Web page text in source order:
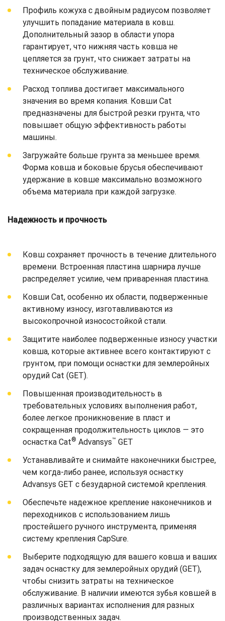
Профиль кожуха с двойным радиусом позволяет
улучшить попадание материала в ковш.
Дополнительный зазор в области упора
гарантирует, что нижняя часть ковша не
цепляется за грунт, что снижает затраты на
техническое обслуживание.
Расход топлива достигает максимального
значения во время копания. Ковши Cat
предназначены для быстрой резки грунта, что
повышает общую эффективность работы
машины.
Загружайте больше грунта за меньшее время.
Форма ковша и боковые брусья обеспечивают
удержание в ковше максимально возможного
объема материала при каждой загрузке.
Надежность и прочность
Ковш сохраняет прочность в течение длительного
времени. Встроенная пластина шарнира лучше
распределяет усилие, чем приваренная пластина.
Ковши Cat, особенно их области, подверженные
активному износу, изготавливаются из
высокопрочной износостойкой стали.
Защитите наиболее подверженные износу участки
ковша, которые активнее всего контактируют с
грунтом, при помощи оснастки для землеройных
орудий Cat (GET).
Повышенная производительность в
требовательных условиях выполнения работ,
более легкое проникновение в пласт и
сокращенная продолжительность циклов — это
оснастка Cat® Advansys™ GET
Устанавливайте и снимайте наконечники быстрее,
чем когда-либо ранее, используя оснастку
Advansys GET с безударной системой крепления.
Обеспечьте надежное крепление наконечников и
переходников с использованием лишь
простейшего ручного инструмента, применяя
систему крепления CapSure.
Выберите подходящую для вашего ковша и ваших
задач оснастку для землеройных орудий (GET),
чтобы снизить затраты на техническое
обслуживание. В наличии имеются зубья ковшей в
различных вариантах исполнения для разных
производственных задач.